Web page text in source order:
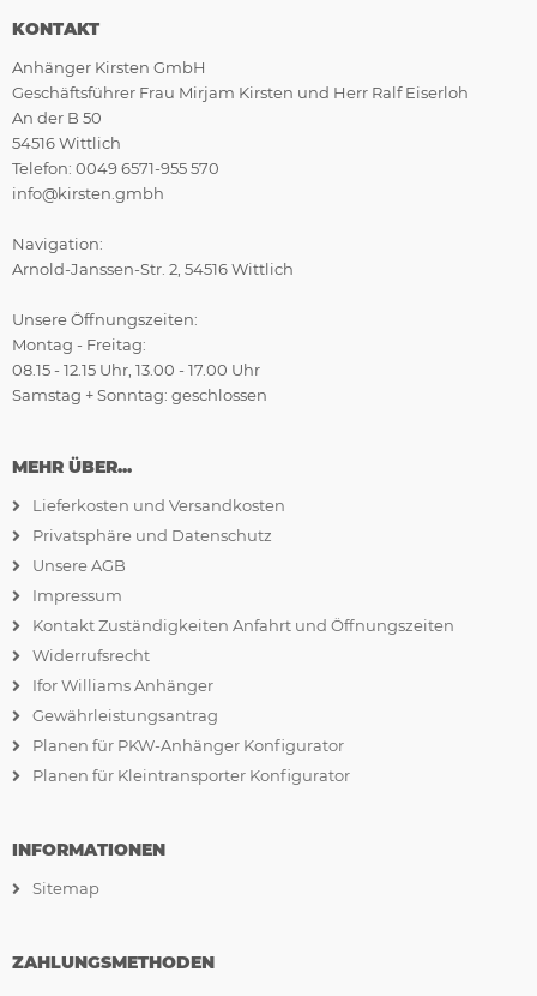
KONTAKT
Anhänger Kirsten GmbH
Geschäftsführer Frau Mirjam Kirsten und Herr Ralf Eiserloh
An der B 50
54516 Wittlich
Telefon: 0049 6571-955 570
info@kirsten.gmbh
Navigation:
Arnold-Janssen-Str. 2, 54516 Wittlich
Unsere Öffnungszeiten:
Montag - Freitag:
08.15 - 12.15 Uhr, 13.00 - 17.00 Uhr
Samstag + Sonntag: geschlossen
MEHR ÜBER...
Lieferkosten und Versandkosten
Privatsphäre und Datenschutz
Unsere AGB
Impressum
Kontakt Zuständigkeiten Anfahrt und Öffnungszeiten
Widerrufsrecht
Ifor Williams Anhänger
Gewährleistungsantrag
Planen für PKW-Anhänger Konfigurator
Planen für Kleintransporter Konfigurator
INFORMATIONEN
Sitemap
ZAHLUNGSMETHODEN